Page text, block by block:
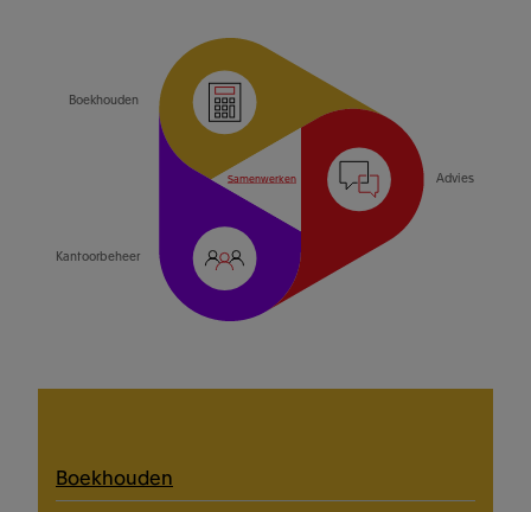
Kantoorbeheer
Boekhouden
Advies
Samenwerken
Boekhouden